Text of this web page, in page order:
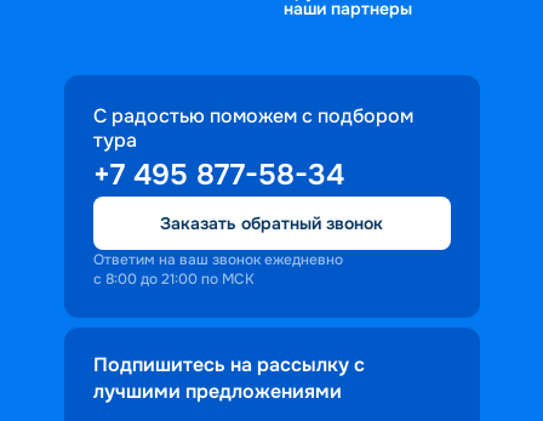
наши партнеры
С радостью поможем с подбором
тура
+7 495 877-58-34
Заказать обратный звонок
Ответим на ваш звонок ежедневно
с 8:00 до 21:00 по МСК
Подпишитесь на рассылку с
лучшими предложениями